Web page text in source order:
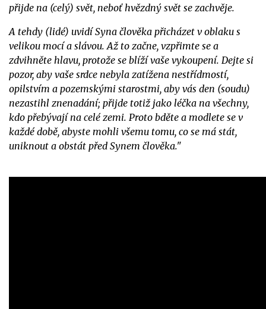
přijde na (celý) svět, neboť hvězdný svět se zachvěje.
A tehdy (lidé) uvidí Syna člověka přicházet v oblaku s
velikou mocí a slávou. Až to začne, vzpřimte se a
zdvihněte hlavu, protože se blíží vaše vykoupení. Dejte si
pozor, aby vaše srdce nebyla zatížena nestřídmostí,
opilstvím a pozemskými starostmi, aby vás den (soudu)
nezastihl znenadání; přijde totiž jako léčka na všechny,
kdo přebývají na celé zemi. Proto bděte a modlete se v
každé době, abyste mohli všemu tomu, co se má stát,
uniknout a obstát před Synem člověka."